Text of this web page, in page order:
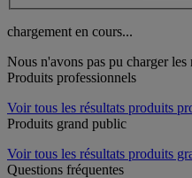
chargement en cours...
Nous n'avons pas pu charger les
Produits professionnels
Voir tous les résultats produits
Produits grand public
Voir tous les résultats produits
Questions fréquentes